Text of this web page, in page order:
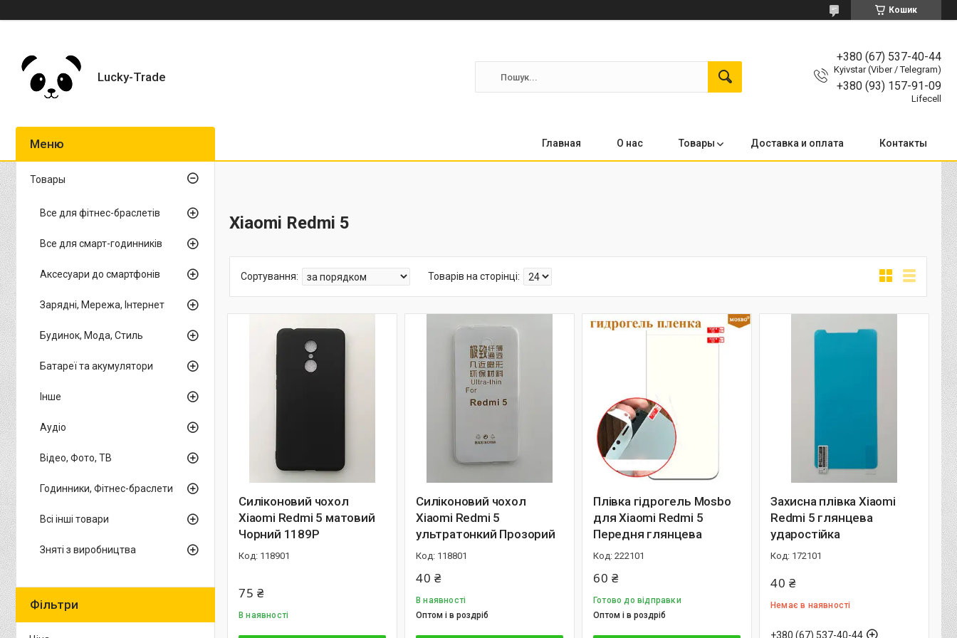
Кошик
Lucky-Trade
+380 (67) 537-40-44
Kyivstar (Viber / Telegram)
+380 (93) 157-91-09
Lifecell
Главная О нас Товары Доставка и оплата Контакты
Xiaomi Redmi 5
Силіконовий чохол
Xiaomi Redmi 5 матовий
Чорний 1189P
118901
75 ₴
В наявності
Силіконовий чохол
Xiaomi Redmi 5
ультратонкий Прозорий
118801
40 ₴
В наявності
Оптом і в роздріб
Плівка гідрогель Mosbo
для Xiaomi Redmi 5
Передня глянцева
222101
60 ₴
Готово до відправки
Оптом і в роздріб
Захисна плівка Xiaomi
Redmi 5 глянцева
ударостійка
172101
40 ₴
Немає в наявності
+380 (67) 537-40-44
Товары
Все для фітнес-браслетів
Все для смарт-годинників
Аксесуари до смартфонів
Зарядні, Мережа, Інтернет
Будинок, Мода, Стиль
Батареї та акумулятори
Інше
Аудіо
Відео, Фото, ТВ
Годинники, Фітнес-браслети
Всі інші товари
Зняті з виробництва
Фільтри